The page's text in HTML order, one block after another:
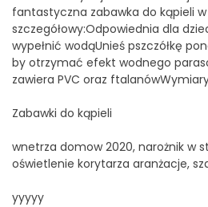
fantastyczna zabawka do kąpieli w
szczegółowy:Odpowiednia dla
wypełnić wodąUnieś pszczółkę
by otrzymać efekt wodnego
zawiera PVC oraz
Zabawki do kąpieli
wnetrza domow 2020, narożnik w
oświetlenie korytarza aranżacje,
yyyyy